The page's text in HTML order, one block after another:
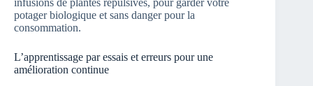
infusions de plantes répulsives, pour garder votre
potager biologique et sans danger pour la
consommation.
L’apprentissage par essais et erreurs pour une
amélioration continue